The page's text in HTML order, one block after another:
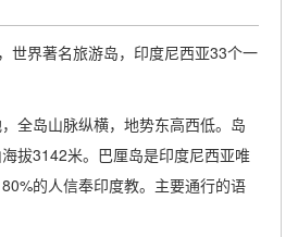
世界著名旅游岛，印度尼西亚33个一
全岛山脉纵横，地势东高西低。岛
拔3142米。巴厘岛是印度尼西亚唯
的人信奉印度教。主要通行的语